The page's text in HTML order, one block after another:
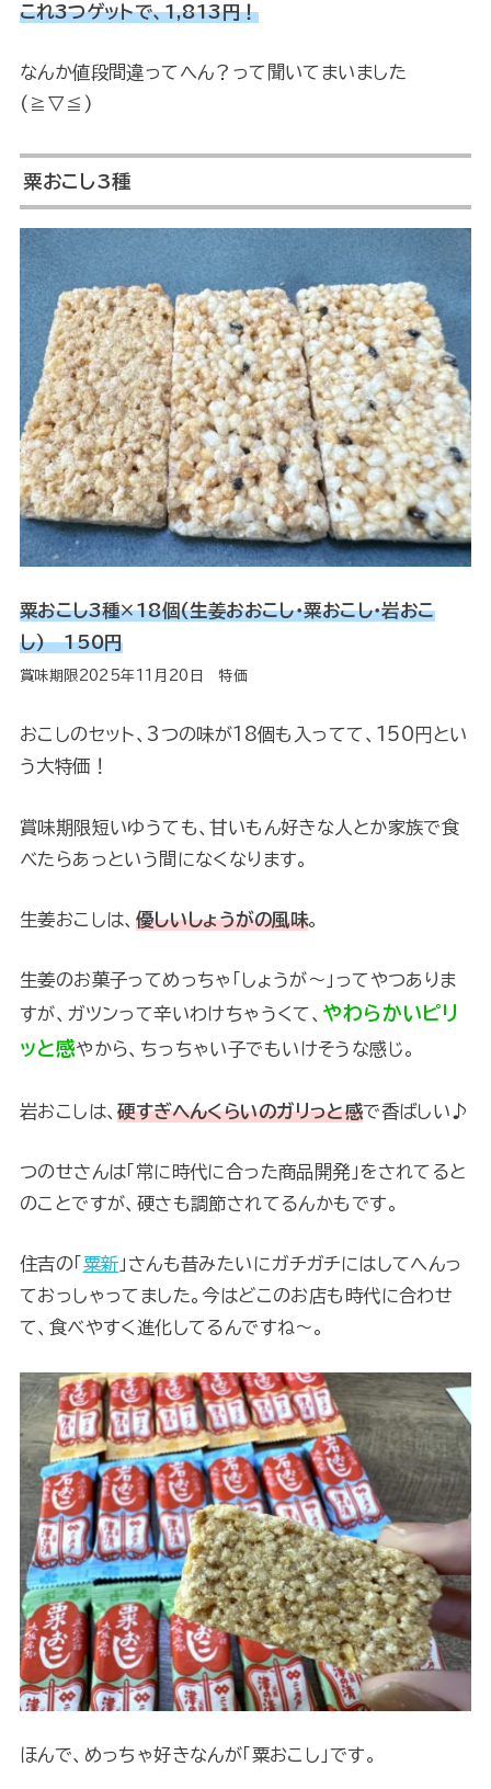
これ3つゲットで、1,813円！
なんか値段間違ってへん？って聞いてまいました
(≧▽≦)
粟おこし3種
粟おこし3種×18個(生姜おおこし・粟おこし・岩おこ
し) 150円
賞味期限2025年11月20日 特価
おこしのセット、3つの味が18個も入ってて、150円とい
う大特価！
賞味期限短いゆうても、甘いもん好きな人とか家族で食
べたらあっという間になくなります。
生姜おこしは、 優しいしょうがの風味。
生姜のお菓子ってめっちゃ「しょうが～」ってやつありま
すが、ガツンって辛いわけちゃうくて、 やわらかいピリ
ッと感やから、ちっちゃい子でもいけそうな感じ。
岩おこしは、硬すぎへんくらいのガリっと感で香ばしい♪
つのせさんは「常に時代に合った商品開発」をされてると
のことですが、硬さも調節されてるんかもです。
住吉の「粟新 」さんも昔みたいにガチガチにはしてへんっ
ておっしゃってました。今はどこのお店も時代に合わせ
て、食べやすく進化してるんですね～。
ほんで、めっちゃ好きなんが「粟おこし」です。